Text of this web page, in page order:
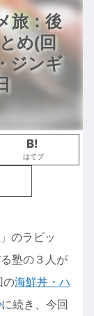
旅：後
め(回
ジンギ
はてブ
のラビッ
塾の３人が
の海鮮丼・ハ
に続き、今回